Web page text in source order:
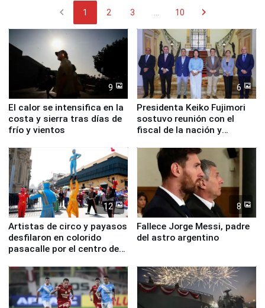
chevron_left 1 2 3 10 chevron_right
9
El calor se intensifica en la
costa y sierra tras días de
frío y vientos
6
Presidenta Keiko Fujimori
sostuvo reunión con el
fiscal de la nación y
12
Artistas de circo y payasos
desfilaron en colorido
pasacalle por el centro de
8
Fallece Jorge Messi, padre
del astro argentino